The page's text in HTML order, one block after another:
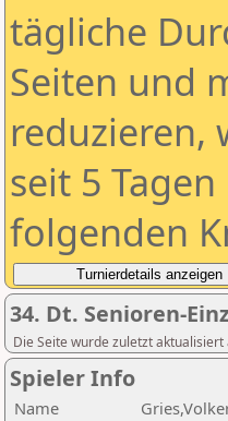
tägliche
Seiten und
reduzieren,
seit 5
folgenden
34. Dt. Senioren-
Die Seite wurde zuletzt
Spieler Info
Name